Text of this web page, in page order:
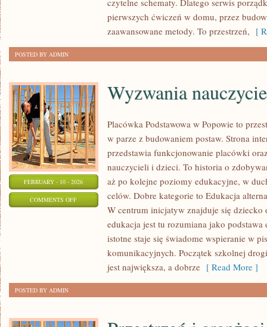
FUNKCJONALNYczytelne schematy. Dlatego serwis
pierwszych ćwiczeń w domu, przez
zaawansowane metody. To przestrzeń, [
POSTED BY ADMIN
FEBRUARY - 10 - 2026
COMMENTS OFFON
NAUCZYCIELI
Wyzwania
Placówka Podstawowa w Popowie to
w parze z budowaniem postaw. Strona
przedstawia funkcjonowanie placówki
nauczycieli i dzieci. To historia o
aż po kolejne poziomy edukacyjne, w
celów. Dobre kategorie to Edukacja
W centrum inicjatyw znajduje się dziecko
edukacja jest tu rozumiana jako
istotne staje się świadome wspieranie w
komunikacyjnych. Początek szkolnej
jest największa, a dobrze [ Read More ]
POSTED BY ADMIN